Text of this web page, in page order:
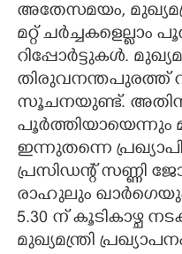
അതേസമയം,
മറ്റ്
റിപ്പോർട്ടുകൾ.
തിരുവനന്തപുരത്ത്
സൂചനയുണ്ട്.
പൂർത്തിയായെന്നും
ഇന്നുതന്നെ
പ്രസിഡന്റ് സണ്ണി
രാഹുലും ഖാ‌ർഗെയും
5.30 ന് കൂടികാഴ്ച
മുഖ്യമന്ത്രി